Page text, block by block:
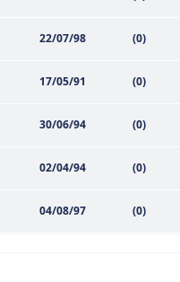
22/07/98 (0)
17/05/91 (0)
30/06/94 (0)
02/04/94 (0)
04/08/97 (0)